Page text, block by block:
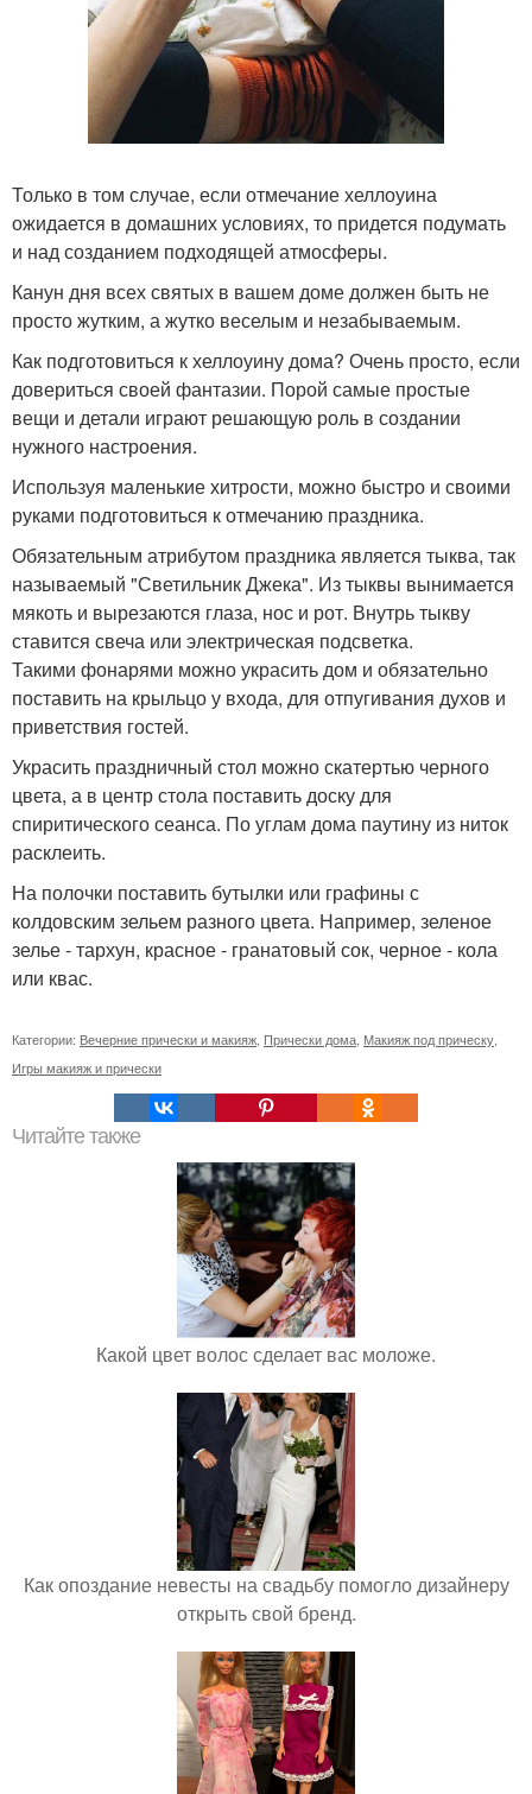
Только в том случае, если отмечание хеллоуина
ожидается в домашних условиях, то придется подумать
и над созданием подходящей атмосферы.
Канун дня всех святых в вашем доме должен быть не
просто жутким, а жутко веселым и незабываемым.
Как подготовиться к хеллоуину дома? Очень просто, если
довериться своей фантазии. Порой самые простые
вещи и детали играют решающую роль в создании
нужного настроения.
Используя маленькие хитрости, можно быстро и своими
руками подготовиться к отмечанию праздника.
Обязательным атрибутом праздника является тыква, так
называемый "Светильник Джека". Из тыквы вынимается
мякоть и вырезаются глаза, нос и рот. Внутрь тыкву
ставится свеча или электрическая подсветка.
Такими фонарями можно украсить дом и обязательно
поставить на крыльцо у входа, для отпугивания духов и
приветствия гостей.
Украсить праздничный стол можно скатертью черного
цвета, а в центр стола поставить доску для
спиритического сеанса. По углам дома паутину из ниток
расклеить.
На полочки поставить бутылки или графины с
колдовским зельем разного цвета. Например, зеленое
зелье - тархун, красное - гранатовый сок, черное - кола
или квас.
Категории: Вечерние прически и макияж Прически дома Макияж под прическу
Игры макияж и прически
Читайте также
Какой цвет волос сделает вас моложе.
Как опоздание невесты на свадьбу помогло дизайнеру
открыть свой бренд.